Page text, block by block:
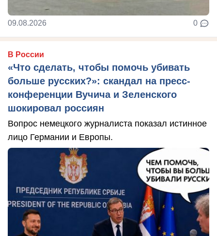
09.08.2026 0
В России
«Что сделать, чтобы помочь убивать
больше русских?»: скандал на пресс-
конференции Вучича и Зеленского
шокировал россиян
Вопрос немецкого журналиста показал истинное
лицо Германии и Европы.